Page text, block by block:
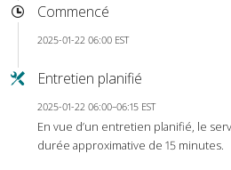
Commencé
2025-01-22 06:00 EST
Entretien planifié
2025-01-22 06:00–06:15 EST
En vue d’un entretien planifié, le
durée approximative de 15 minutes.